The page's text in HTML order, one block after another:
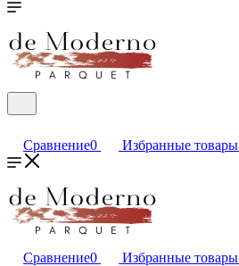
Сравнение0 Избранные товары
Сравнение0 Избранные товары